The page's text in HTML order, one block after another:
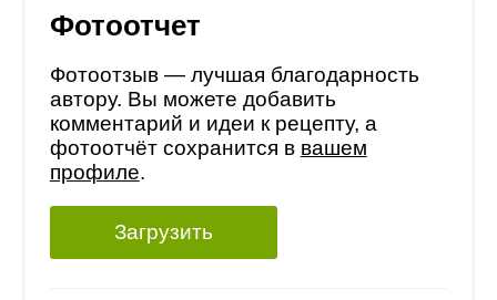
Фотоотчет
Фотоотзыв — лучшая благодарность
автору. Вы можете добавить
комментарий и идеи к рецепту, а
фотоотчёт сохранится в вашем
профиле.
Загрузить